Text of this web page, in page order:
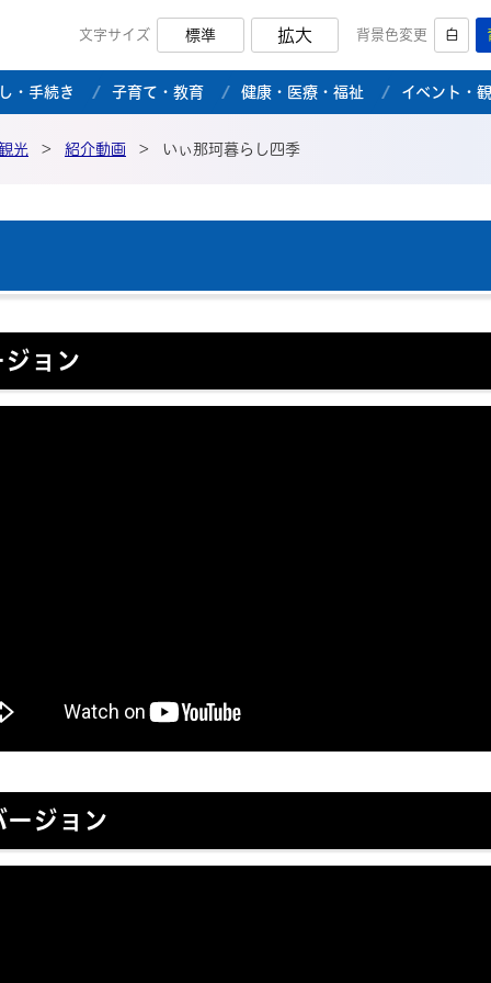
公式ホームページ
文字サイズ 標準 拡大 背景色変更 白
・手続き 子育て・教育 健康・医療・福祉 イベント・
光 > 紹介動画 > いぃ那珂暮らし四季
ョン
ジョン